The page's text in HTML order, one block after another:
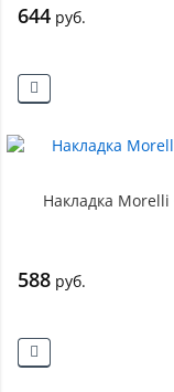
644 руб.
Накладка Morelli
588 руб.